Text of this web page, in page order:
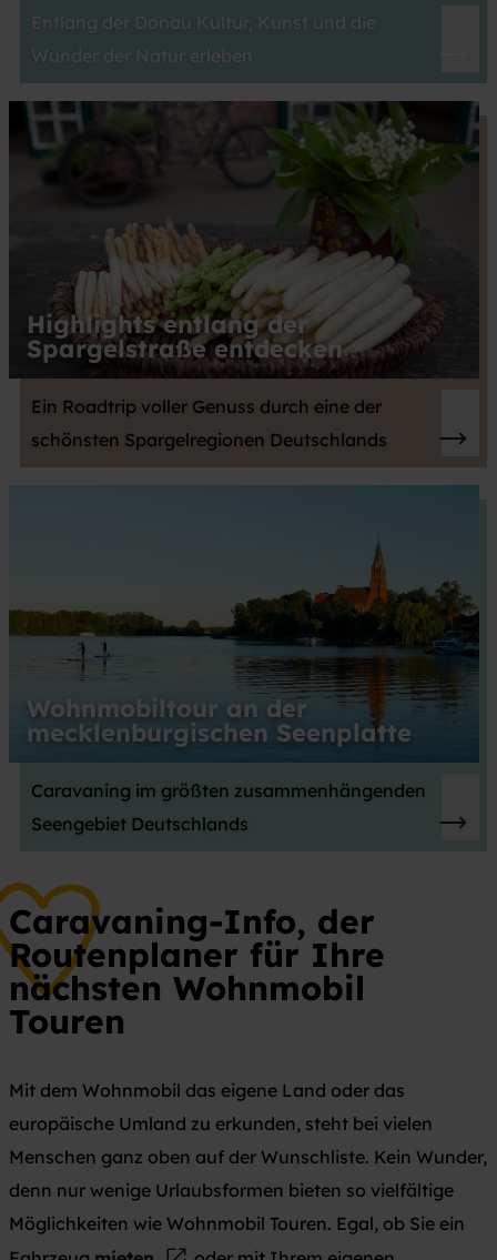
Entlang der Donau Kultur, Kunst und die
Wunder der Natur erleben
Highlights entlang der
Spargelstraße entdecken
Ein Roadtrip voller Genuss durch eine der
schönsten Spargelregionen Deutschlands
Wohnmobiltour an der
mecklenburgischen Seenplatte
Caravaning im größten zusammenhängenden
Seengebiet Deutschlands
Caravaning-Info, der
Routenplaner für Ihre
nächsten Wohnmobil
Touren
Mit dem Wohnmobil das eigene Land oder das
europäische Umland zu erkunden, steht bei vielen
Menschen ganz oben auf der Wunschliste. Kein Wunder,
denn nur wenige Urlaubsformen bieten so vielfältige
Möglichkeiten wie Wohnmobil Touren. Egal, ob Sie ein